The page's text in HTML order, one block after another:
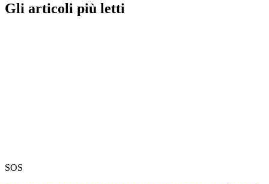
Gli articoli più letti
SOS